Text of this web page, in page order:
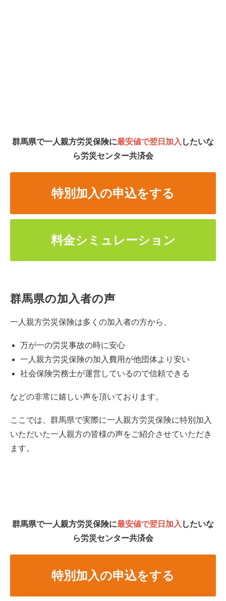
群馬県で一人親方労災保険に最安値で翌日加入 したいな
ら労災センター共済会
特別加入の申込をする
料金シミュレーション
群馬県の加入者の声
一人親方労災保険は多くの加入者の方から、
万が一の労災事故の時に安心
一人親方労災保険の加入費用が他団体より安い
社会保険労務士が運営しているので信頼できる
などの非常に嬉しい声を頂いております。
ここでは、群馬県で実際に一人親方労災保険に特別加入
いただいた一人親方の皆様の声をご紹介させていただき
ます。
群馬県で一人親方労災保険に最安値で翌日加入 したいな
ら労災センター共済会
特別加入の申込をする